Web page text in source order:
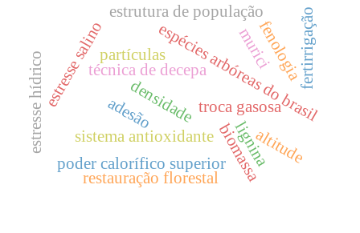
biomassa
densidade
sistema antioxidante
troca gasosa
espécies arbóreas do brasil
técnica de decepa
lignina
poder calorífico superior
estresse salino
estresse hídrico
estrutura de população
altitude
restauração florestal
fertirrigação
fenologia
murici
adesão
partículas